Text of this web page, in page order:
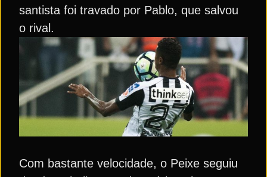
santista foi travado por Pablo, que salvou
o rival.
Com bastante velocidade, o Peixe seguiu